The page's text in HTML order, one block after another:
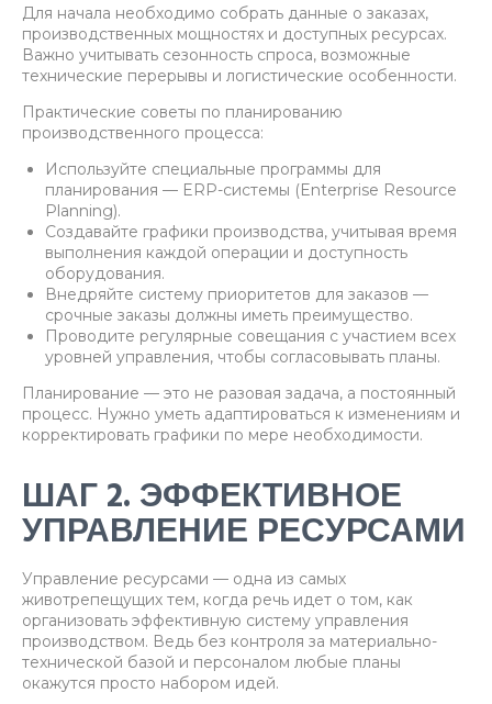
Для начала необходимо собрать данные о заказах,
производственных мощностях и доступных ресурсах.
Важно учитывать сезонность спроса, возможные
технические перерывы и логистические особенности.
Практические советы по планированию
производственного процесса:
Используйте специальные программы для
планирования — ERP-системы (Enterprise Resource
Planning).
Создавайте графики производства, учитывая время
выполнения каждой операции и доступность
оборудования.
Внедряйте систему приоритетов для заказов —
срочные заказы должны иметь преимущество.
Проводите регулярные совещания с участием всех
уровней управления, чтобы согласовывать планы.
Планирование — это не разовая задача, а постоянный
процесс. Нужно уметь адаптироваться к изменениям и
корректировать графики по мере необходимости.
ШАГ 2. ЭФФЕКТИВНОЕ
УПРАВЛЕНИЕ РЕСУРСАМИ
Управление ресурсами — одна из самых
животрепещущих тем, когда речь идет о том, как
организовать эффективную систему управления
производством. Ведь без контроля за материально-
технической базой и персоналом любые планы
окажутся просто набором идей.